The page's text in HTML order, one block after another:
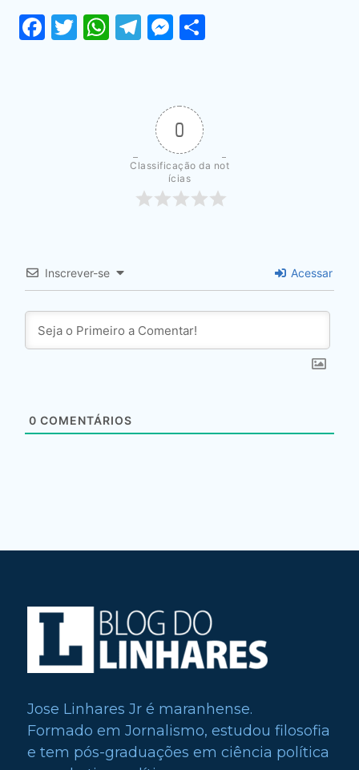
Facebook
Twitter
WhatsApp
Telegram
Messenger
0
Classificação da not
ícias
Inscrever-se Acessar
0 COMENTÁRIOS
Jose Linhares Jr é maranhense.
Formado em Jornalismo, estudou filosofia
e tem pós-graduações em ciência política